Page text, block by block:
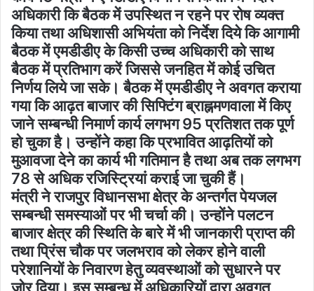
अधिकारी कि बैठक में उपस्थित न रहने पर रोष व्यक्त
किया तथा अधिशासी अभियंता को निर्देश दिये कि आगामी
बैठक में एमडीडीए के किसी उच्च अधिकारी को साथ
बैठक में प्रतिभाग करें जिससे जनहित में कोई उचित
निर्णय लिये जा सके। बैठक में एमडीडीए ने अवगत कराया
गया कि आढ़त बाजार की सिफ्टिंग ब्राह्नमणवाला में किए
जाने सम्बन्धी निमार्ण कार्य लगभग 95 प्रतिशत तक पूर्ण
हो चुका है। उन्होंने कहा कि प्रभावित आढ़तियों को
मुआवजा देने का कार्य भी गतिमान है तथा अब तक लगभग
78 से अधिक रजिस्ट्रियां कराई जा चुकी हैं।
मंत्री ने राजपुर विधानसभा क्षेत्र के अन्तर्गत पेयजल
सम्बन्धी समस्याओं पर भी चर्चा की। उन्होंने पलटन
बाजार क्षेत्र की स्थिति के बारे में भी जानकारी प्राप्त की
तथा प्रिंस चौक पर जलभराव को लेकर होने वाली
परेशानियों के निवारण हेतु व्यवस्थाओं को सुधारने पर